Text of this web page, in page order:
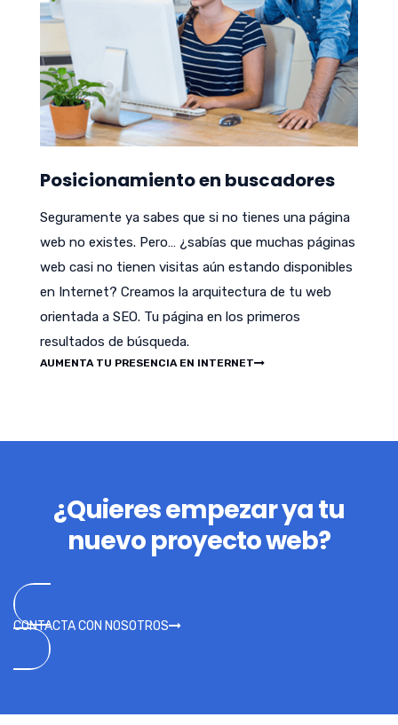
Posicionamiento en buscadores
Seguramente ya sabes que si no tienes una página
web no existes. Pero… ¿sabías que muchas páginas
web casi no tienen visitas aún estando disponibles
en Internet? Creamos la arquitectura de tu web
orientada a SEO. Tu página en los primeros
resultados de búsqueda.
AUMENTA TU PRESENCIA EN INTERNET
¿Quieres empezar ya tu
nuevo proyecto web?
CONTACTA CON NOSOTROS